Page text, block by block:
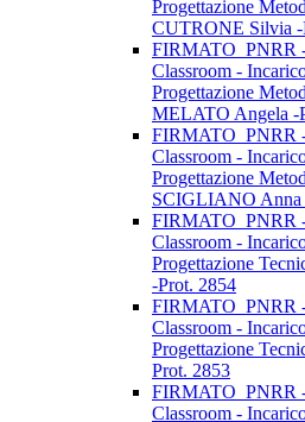
Progettazione
CUTRONE Silvia -
FIRMATO_PNRR
Classroom -
Progettazione
MELATO Angela -
FIRMATO_PNRR
Classroom -
Progettazione
SCIGLIANO Anna
FIRMATO_PNRR
Classroom -
Progettazione
-Prot. 2854
FIRMATO_PNRR
Classroom -
Progettazione
Prot. 2853
FIRMATO_PNRR
Classroom -